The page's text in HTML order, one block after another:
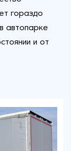
гораздо
автопарке
и от